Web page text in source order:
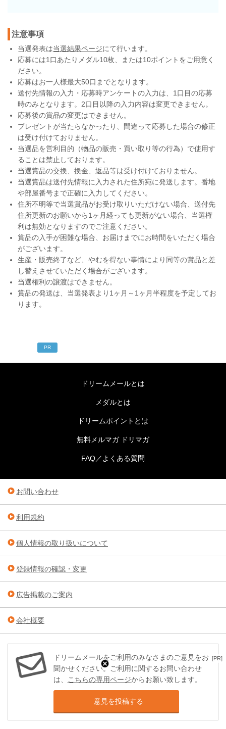
注意事項
当選発表は当選結果ページにて行います。
応募には1口あたりメダル10枚、または10ポイントをご用意く
ださい。
応募はお一人様最大50口までとなります。
送付先情報の入力・応募時アンケートの入力は、1口目の応募
時のみとなります。2口目以降の入力内容は変更できません。
応募後の賞品の変更はできません。
プレゼントが当たらなかったり、間違って応募した場合の修正
は受け付けておりません。
当選品を営利目的（物品の販売・買い取り等の行為）で使用す
ることは禁止しております。
当選賞品の交換、換金、返品等は受け付けておりません。
当選賞品は送付先情報に入力された住所宛に発送します。番地
や部屋番号まで正確に入力してください。
住所不明等で当選賞品がお受け取りいただけない場合、送付先
住所更新のお願いから1ヶ月経っても更新がない場合、当選権
利は無効となりますのでご注意ください。
賞品の入手が困難な場合、お届けまでにお時間をいただく場合
がございます。
生産・販売終了など、やむを得ない事情により同等の賞品と差
し替えさせていただく場合がございます。
当選権利の譲渡はできません。
賞品の発送は、当選発表より1ヶ月～1ヶ月半程度を予定してお
ります。
[PR]
PR
ドリームメールとは
メダルとは
ドリームポイントとは
無料メルマガ ドリマガ
FAQ／よくある質問
お問い合わせ
利用規約
個人情報の取り扱いについて
登録情報の確認・変更
広告掲載のご案内
会社概要
ドリームメールをご利用のみなさまのご意見をお
聞かせください。ご利用に関するお問い合わせ
は、 こちらの専用ページからお願い致します。
意見を投稿する